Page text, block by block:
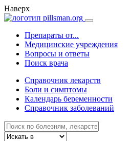
Наверх
Препараты от...
Медицинские учреждения
Вопросы и ответы
Поиск врача
Справочник лекарств
Боли и симптомы
Календарь беременности
Справочник заболеваний